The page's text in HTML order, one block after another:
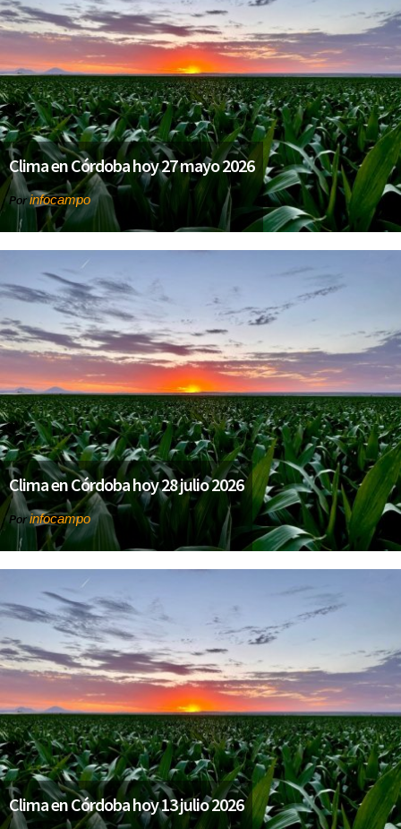
Clima en Córdoba hoy 27 mayo 2026
Por infocampo
Clima en Córdoba hoy 28 julio 2026
Por infocampo
Clima en Córdoba hoy 13 julio 2026